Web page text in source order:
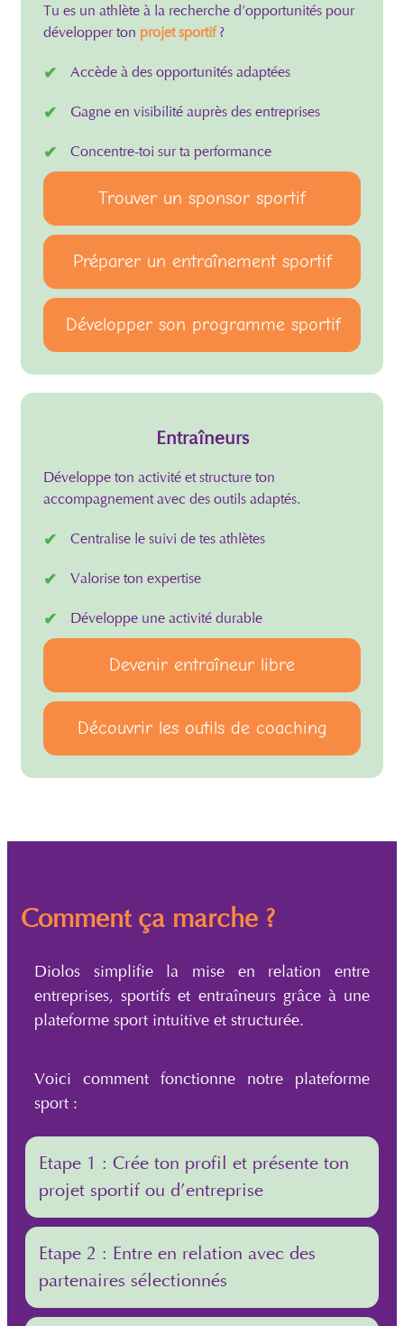
Tu es un athlète à la recherche d’opportunités pour
développer ton projet sportif?
Accède à des opportunités adaptées
Gagne en visibilité auprès des entreprises
Concentre-toi sur ta performance
Trouver un sponsor sportif
Préparer un entraînement sportif
Développer son programme sportif
Entraîneurs
Développe ton activité et structure ton
accompagnement avec des outils adaptés.
Centralise le suivi de tes athlètes
Valorise ton expertise
Développe une activité durable
Devenir entraîneur libre
Découvrir les outils de coaching
Comment ça marche ?
Diolos simplifie la mise en relation entre
entreprises, sportifs et entraîneurs grâce à une
plateforme sport intuitive et structurée.
Voici comment fonctionne notre plateforme
sport :
Etape 1 : Crée ton profil et présente ton
projet sportif ou d’entreprise
Etape 2 : Entre en relation avec des
partenaires sélectionnés